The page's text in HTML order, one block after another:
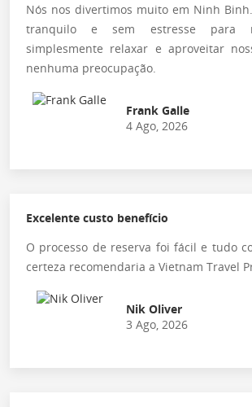
Nós nos divertimos muito em Ninh
tranquilo e sem estresse para
simplesmente relaxar e aproveitar
nenhuma preocupação.
Frank Galle
4 Ago, 2026
Excelente custo benefício
O processo de reserva foi fácil e tudo
certeza recomendaria a Vietnam Travel
Nik Oliver
3 Ago, 2026